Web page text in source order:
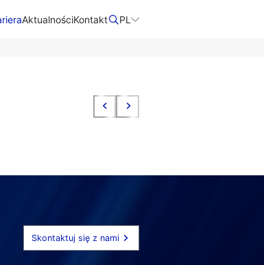
AktualnościKontakt​ PL
Skontaktuj się z nami